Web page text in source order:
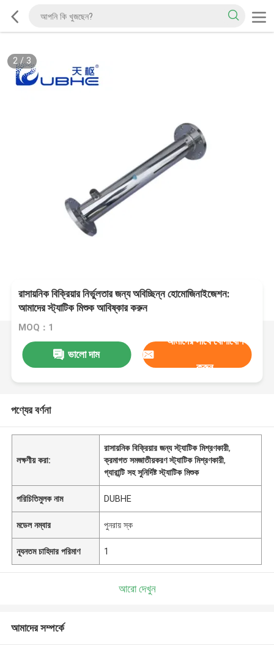
2/3
রাসায়নিক বিক্রিয়ার নির্ভুলতার জন্য অবিচ্ছিন্ন হোমোজিনাইজেশন:
আমাদের স্ট্যাটিক মিশুক আবিষ্কার করুন
MOQ：1
ভালো দাম
আমাদের সাথে যোগাযোগ
করুন
পণ্যের বর্ণনা
লক্ষণীয় করা:
রাসায়নিক বিক্রিয়ার জন্য স্ট্যাটিক মিশ্রণকারী,
ক্রমাগত সমজাতীয়করণ স্ট্যাটিক মিশ্রণকারী,
গ্যারান্টি সহ সুনির্দিষ্ট স্ট্যাটিক মিশুক
পরিচিতিমুলক নাম DUBHE
মডেল নম্বার পুনরায় স্ক
ন্যূনতম চাহিদার পরিমাণ 1
আরো দেখুন
আমাদের সম্পর্কে